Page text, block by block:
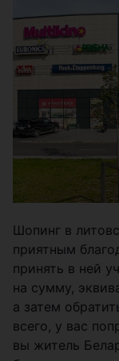
Шопинг в
приятным
принять в ней
на сумму,
а затем
всего, у вас
вы житель